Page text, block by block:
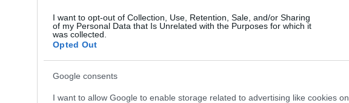
I want to opt-out of Collection, Use, Retention, Sale, and/or Sharing
of my Personal Data that Is Unrelated with the Purposes for which it
was collected.
Opted Out
Google consents
I want to allow Google to enable storage related to advertising like cookies on